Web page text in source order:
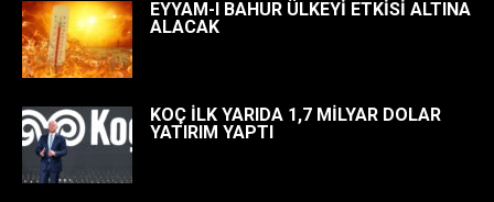
EYYAM-I BAHUR ÜLKEYİ ETKİSİ ALTINA
ALACAK
KOÇ İLK YARIDA 1,7 MİLYAR DOLAR
YATIRIM YAPTI